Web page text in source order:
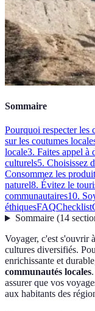
Sommaire
Pourquoi respecter les
sur les coutumes
locale3. Faites appel à
culturels5. Choisissez
Consommez les
naturel8. Évitez le
communautaires10.
éthiquesFAQChecklist
Sommaire(14
Voyager, c'est s'ouvrir
cultures diversifiés.
enrichissante et
communautés locales
assurer que vos
aux habitants des